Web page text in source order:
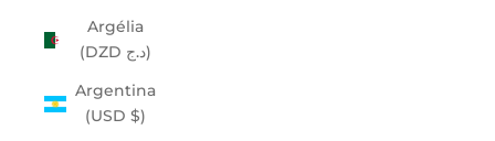
Argélia
(DZD د.ج)
Argentina
(USD $)